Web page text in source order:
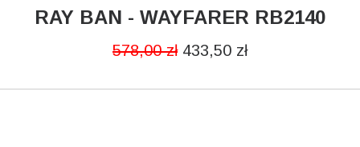
DODAJ DO KOSZYKA
RAY BAN - WAYFARER RB2140
578,00zł 433,50 zł